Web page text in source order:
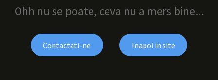
Ohh nu se poate, ceva nu a mers bine...
Contactati-ne Inapoi in site